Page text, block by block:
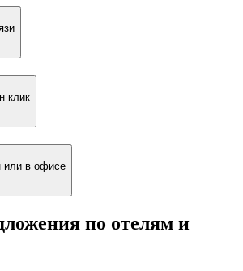
клик
или в офисе
по отелям и